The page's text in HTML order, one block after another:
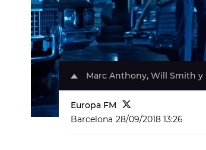
Marc Anthony, Will Smith y
Europa FM
Barcelona 28/09/2018 13:26